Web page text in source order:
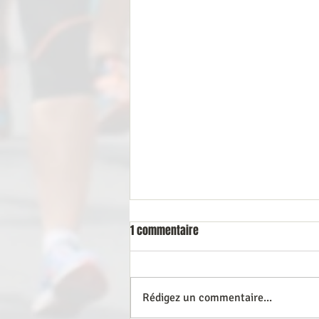
LA COURSE DU POETE
1 commentaire
Rédigez un commentaire...